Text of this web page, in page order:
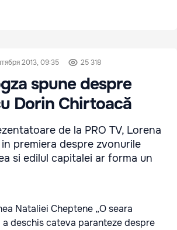
2013, 09:35 25 318
spune despre
Dorin Chirtoacă
de la PRO TV, Lorena
premiera despre zvonurile
si edilul capitalei ar forma un
Nataliei Cheptene „O seara
a deschis cateva paranteze despre